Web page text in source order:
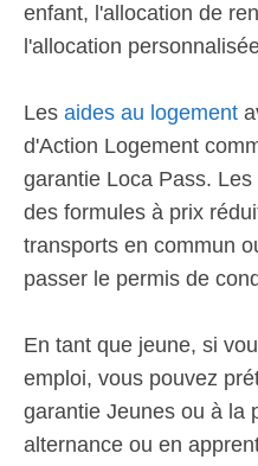
enfant, l'allocation de
l'allocation
Les aides au logement
d'Action Logement
garantie Loca Pass.
des formules à prix
transports en commun
passer le permis de
En tant que jeune, si
emploi, vous pouvez
garantie Jeunes ou à la
alternance ou en